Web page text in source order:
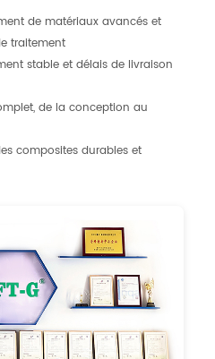
de matériaux avancés et
traitement
stable et délais de livraison
de la conception au
composites durables et